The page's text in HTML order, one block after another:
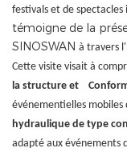
festivals et de
témoigne de la
SINOSWAN à travers
Cette visite visait à
la structure et
événementielles mobiles
hydraulique de type
adapté aux événements